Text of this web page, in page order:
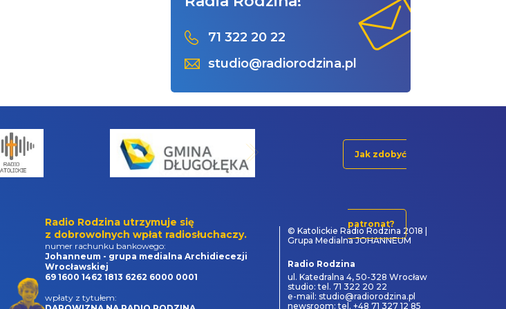
71 322 20 22
studio@radiorodzina.pl
Jak zdobyć
patronat?
Radio Rodzina utrzymuje się
z dobrowolnych wpłat radiosłuchaczy.
numer rachunku bankowego:
Johanneum - grupa medialna Archidiecezji
Wrocławskiej
69 1600 1462 1813 6262 6000 0001
wpłaty z tytułem:
© Katolickie Radio Rodzina 2018 |
Grupa Medialna JOHANNEUM
Radio Rodzina
ul. Katedralna 4, 50-328 Wrocław
studio: tel. 71 322 20 22
e-mail: studio@radiorodzina.pl
newsroom: tel. +48 71 327 12 85